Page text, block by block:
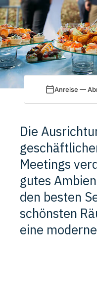
Anreise —
Die
Meetings
gutes
den besten
schönsten
eine